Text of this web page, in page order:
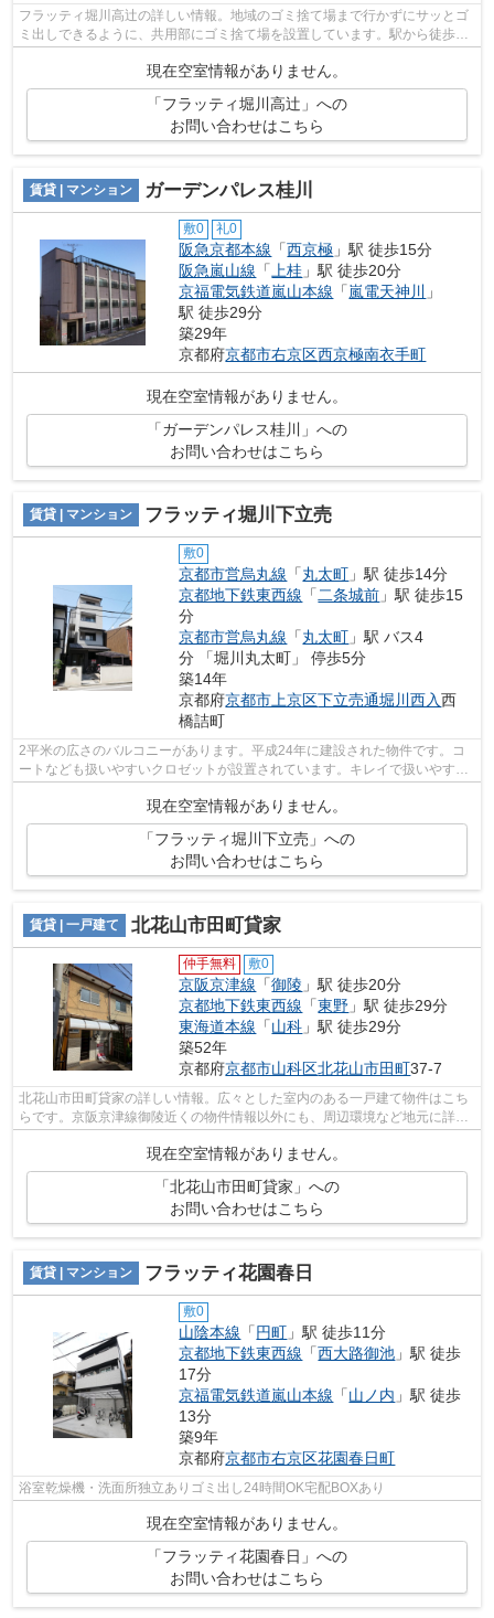
フラッティ堀川高辻の詳しい情報。地域のゴミ捨て場まで行かずにサッとゴ
ミ出しできるように、共用部にゴミ捨て場を設置しています。駅から徒歩8
現在空室情報がありません。
「フラッティ堀川高辻」への
お問い合わせはこちら
賃貸 | マンション ガーデンパレス桂川
敷0 礼0
阪急京都本線 「西京極 」駅 徒歩15分
阪急嵐山線 「 上桂 」駅 徒歩20分
京福電気鉄道嵐山本線 「嵐電天神川
」
駅 徒歩29分
築29年
京都府京都市右京区西京極南衣手町
現在空室情報がありません。
「ガーデンパレス桂川」への
お問い合わせはこちら
賃貸 | マンション フラッティ堀川下立売
敷0
京都市営烏丸線 「丸太町 」駅 徒歩14分
京都地下鉄東西線 「二条城前 」駅 徒歩15
分
京都市営烏丸線 「丸太町 」駅 バス4
分 「堀川丸太町」 停歩5分
築14年
京都府京都市上京区下立売通堀川西入西
橋詰町
2平米の広さのバルコニーがあります。平成24年に建設された物件です。コ
ートなども扱いやすいクロゼットが設置されています。キレイで扱いやす
現在空室情報がありません。
「フラッティ堀川下立売」への
お問い合わせはこちら
賃貸 | 一戸建て 北花山市田町貸家
仲手無料 敷0
京阪京津線 「御陵 」駅 徒歩20分
京都地下鉄東西線 「東野 」駅 徒歩29分
東海道本線 「山科 」駅 徒歩29分
築52年
京都府京都市山科区北花山市田町37-7
北花山市田町貸家の詳しい情報。広々とした室内のある一戸建て物件はこち
らです。京阪京津線御陵近くの物件情報以外にも、周辺環境など地元に詳し
現在空室情報がありません。
「北花山市田町貸家」への
お問い合わせはこちら
賃貸 | マンション フラッティ花園春日
敷0
山陰本線 「円町 」駅 徒歩11分
京都地下鉄東西線 「西大路御池 」駅 徒歩
17分
京福電気鉄道嵐山本線 「山ノ内 」駅 徒歩
13分
築9年
京都府京都市右京区花園春日町
浴室乾燥機・洗面所独立ありゴミ出し24時間OK宅配BOXあり
現在空室情報がありません。
「フラッティ花園春日」への
お問い合わせはこちら